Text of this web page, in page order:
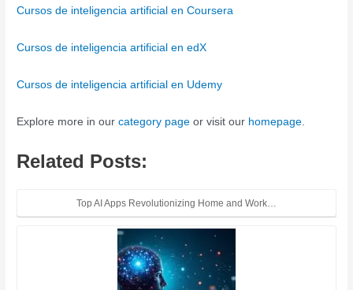
Cursos de inteligencia artificial en Coursera
Cursos de inteligencia artificial en edX
Cursos de inteligencia artificial en Udemy
Explore more in ourcategory page or visit our homepage.
Related Posts:
Top AI Apps Revolutionizing Home and Work…